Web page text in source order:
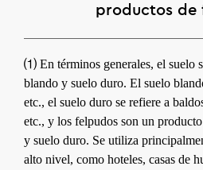
productos de
⑴ En términos generales, el suelo
blando y suelo duro. El suelo
etc., el suelo duro se refiere a
etc., y los felpudos son un
y suelo duro. Se utiliza
alto nivel, como hoteles, casas de